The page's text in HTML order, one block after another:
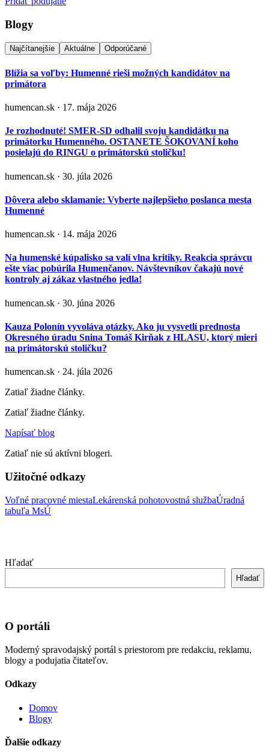
Blogy
Najčítanejšie Aktuálne Odporúčané
Blížia sa voľby: Humenné rieši možných kandidátov na
primátora
humencan.sk · 17. mája 2026
Je rozhodnuté! SMER-SD odhalil svoju kandidátku na
primátorku Humenného. OSTANETE ŠOKOVANÍ koho
posielajú do RINGU o primátorskú stoličku!
humencan.sk · 30. júla 2026
Dôvera alebo sklamanie: Vyberte najlepšieho poslanca mesta
Humenné
humencan.sk · 14. mája 2026
Na humenské kúpalisko sa valí vlna kritiky. Reakcia správcu
ešte viac pobúrila Humenčanov. Návštevníkov čakajú nové
kontroly aj zákaz vlastného jedla!
humencan.sk · 30. júna 2026
Kauza Polonín vyvoláva otázky. Ako ju vysvetlí prednosta
Okresného úradu Snina Tomáš Kirňak z HLASU, ktorý mieri
na primátorskú stoličku?
humencan.sk · 24. júla 2026
Zatiaľ žiadne články.
Zatiaľ žiadne články.
Napísať blog
Zatiaľ nie sú aktívni blogeri.
Užitočné odkazy
Voľné pracovné miestaLekárenská pohotovostná službaÚradná
tabuľa MsÚ
Hľadať
Hľadať
O portáli
Moderný spravodajský portál s priestorom pre redakciu, reklamu,
blogy a podujatia čitateľov.
Odkazy
Domov
Blogy
Ďalšie odkazy